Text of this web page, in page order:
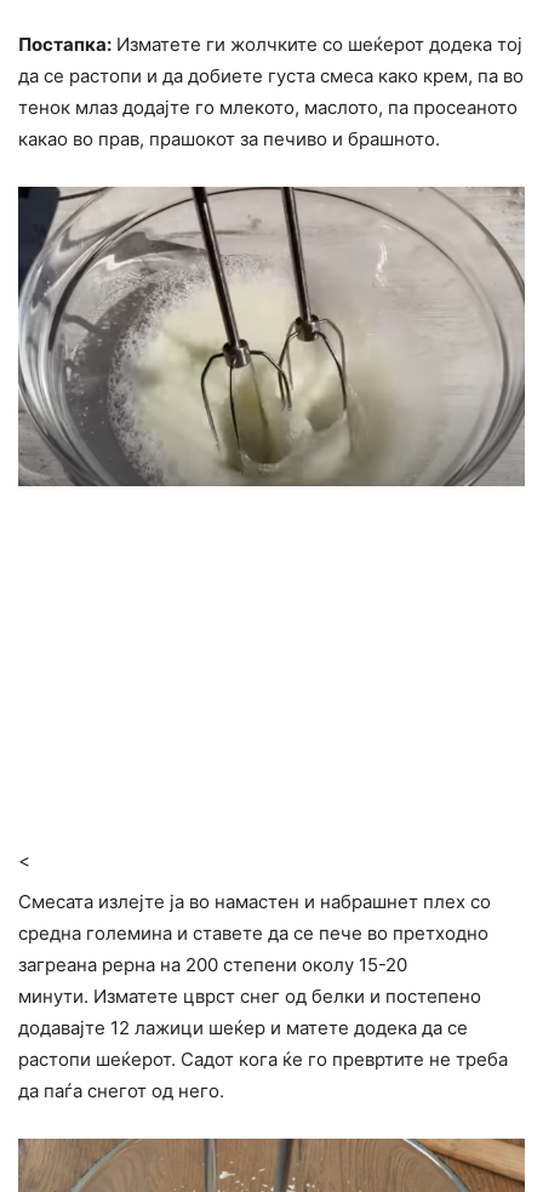
Постапка: Изматете ги жолчките со шеќерот додека тој
да се растопи и да добиете густа смеса како крем, па во
тенок млаз додајте го млекото, маслото, па просеаното
какао во прав, прашокот за печиво и брашното.
<
Смесата излејте ја во намастен и набрашнет плех со
средна големина и ставете да се пече во претходно
загреана рерна на 200 степени околу 15-20
минути. Изматете цврст снег од белки и постепено
додавајте 12 лажици шеќер и матете додека да се
растопи шеќерот. Садот кога ќе го превртите не треба
да паѓа снегот од него.